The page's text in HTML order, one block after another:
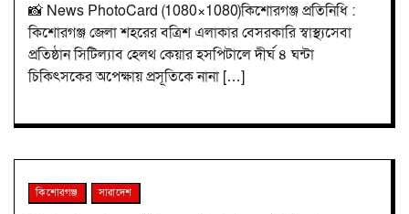
📸 News PhotoCard (1080×1080)কিশোরগঞ্জ প্রতিনিধি :
কিশোরগঞ্জ জেলা শহরের বত্রিশ এলাকার বেসরকারি স্বাস্থ্যসেবা
প্রতিষ্ঠান সিটিল্যাব হেলথ কেয়ার হসপিটালে দীর্ঘ ৪ ঘন্টা
চিকিৎসকের অপেক্ষায় প্রসূতিকে নানা […]
কিশোরগঞ্জ সারাদেশ